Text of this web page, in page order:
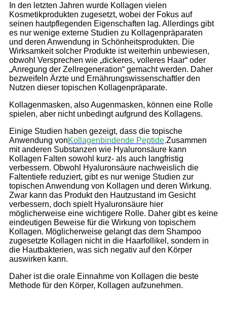
In den letzten Jahren wurde Kollagen vielen
Kosmetikprodukten zugesetzt, wobei der Fokus auf
seinen hautpflegenden Eigenschaften lag. Allerdings gibt
es nur wenige externe Studien zu Kollagenpräparaten
und deren Anwendung in Schönheitsprodukten. Die
Wirksamkeit solcher Produkte ist weiterhin unbewiesen,
obwohl Versprechen wie „dickeres, volleres Haar“ oder
„Anregung der Zellregeneration“ gemacht werden. Daher
bezweifeln Ärzte und Ernährungswissenschaftler den
Nutzen dieser topischen Kollagenpräparate.
Kollagenmasken, also Augenmasken, können eine Rolle
spielen, aber nicht unbedingt aufgrund des Kollagens.
Einige Studien haben gezeigt, dass die topische
Anwendung vonKollagenbindende Peptide,Zusammen
mit anderen Substanzen wie Hyaluronsäure kann
Kollagen Falten sowohl kurz- als auch langfristig
verbessern. Obwohl Hyaluronsäure nachweislich die
Faltentiefe reduziert, gibt es nur wenige Studien zur
topischen Anwendung von Kollagen und deren Wirkung.
Zwar kann das Produkt den Hautzustand im Gesicht
verbessern, doch spielt Hyaluronsäure hier
möglicherweise eine wichtigere Rolle. Daher gibt es keine
eindeutigen Beweise für die Wirkung von topischem
Kollagen. Möglicherweise gelangt das dem Shampoo
zugesetzte Kollagen nicht in die Haarfollikel, sondern in
die Hautbakterien, was sich negativ auf den Körper
auswirken kann.
Daher ist die orale Einnahme von Kollagen die beste
Methode für den Körper, Kollagen aufzunehmen.